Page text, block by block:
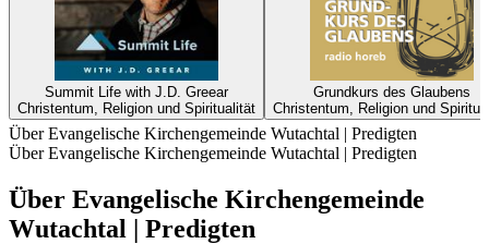
Summit Life with J.D. Greear
Christentum, Religion und Spiritualität
Grundkurs des Glaubens
Christentum, Religion und
Über Evangelische Kirchengemeinde Wutachtal | Predigten
Über Evangelische Kirchengemeinde Wutachtal | Predigten
Über Evangelische Kirchengemeinde
Wutachtal | Predigten